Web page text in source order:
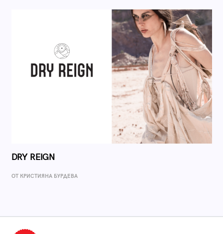
DRY REIGN
ОТ КРИСТИЯНА БУРДЕВА